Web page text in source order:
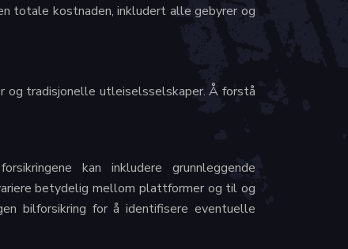
totale kostnaden, inkludert alle gebyrer og
og tradisjonelle utleiselsselskaper. Å forstå
kan inkludere grunnleggende
betydelig mellom plattformer og til og
bilforsikring for å identifisere eventuelle